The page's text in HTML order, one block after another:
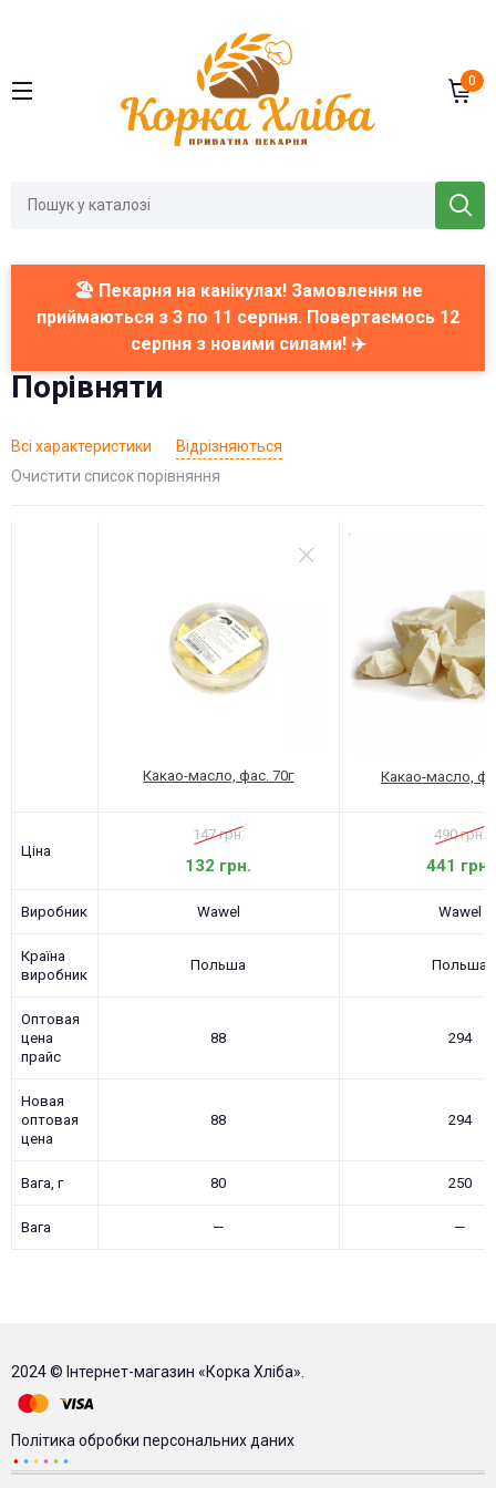
0
🏖️ Пекарня на канікулах! Замовлення не
приймаються з 3 по 11 серпня. Повертаємось 12
серпня з новими силами! ✈️
Порівняти
Всі характеристики
Відрізняються
Очистити список порівняння
Какао-масло, фас. 70г Какао-масло,
Ціна
147 грн.
132 грн.
490 грн.
441 грн.
Виробник Wawel Wawel
Країна
виробник
Польша Польша
Оптовая
цена
прайс
88 294
Новая
оптовая
цена
88 294
Вага, г 80 250
Вага — —
2024 © Інтернет-магазин «Корка Хліба».
Політика обробки персональних даних